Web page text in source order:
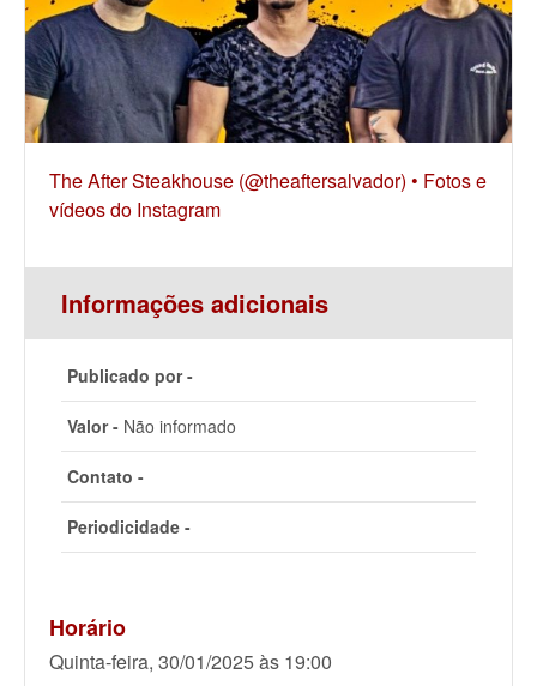
The After Steakhouse (@theaftersalvador) • Fotos e
vídeos do Instagram
Informações adicionais
Publicado por -
Valor - Não informado
Contato -
Periodicidade -
Horário
Quinta-feira, 30/01/2025 às 19:00